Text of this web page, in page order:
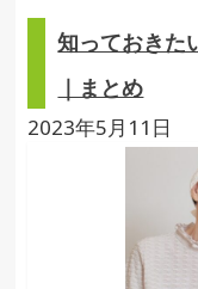
知っておきた
｜まとめ
2023年5月11日